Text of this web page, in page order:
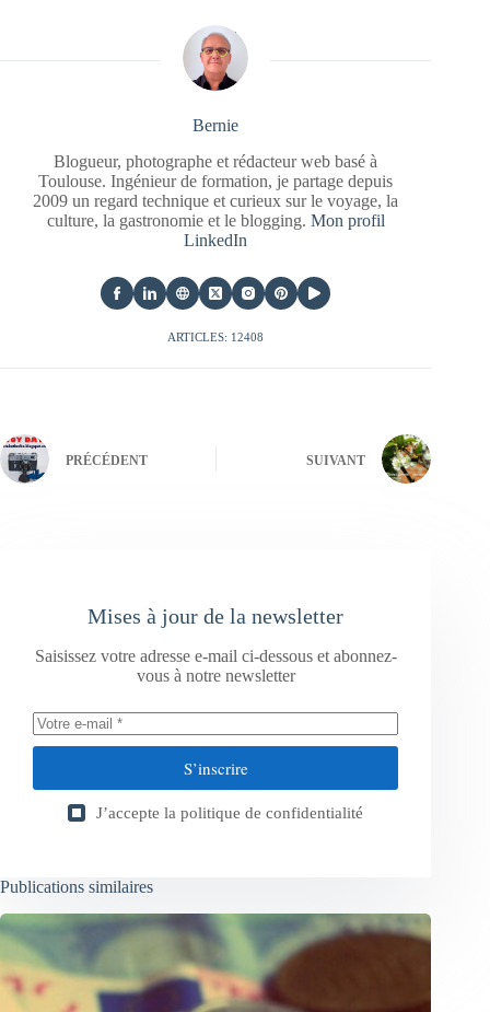
Bernie
Blogueur, photographe et rédacteur web basé à
Toulouse. Ingénieur de formation, je partage depuis
2009 un regard technique et curieux sur le voyage, la
culture, la gastronomie et le blogging. Mon profil
LinkedIn
ARTICLES: 12408
PRÉCÉDENT SUIVANT
Mises à jour de la newsletter
Saisissez votre adresse e-mail ci-dessous et abonnez-
vous à notre newsletter
S’inscrire
J’accepte la politique de confidentialité
Publications similaires